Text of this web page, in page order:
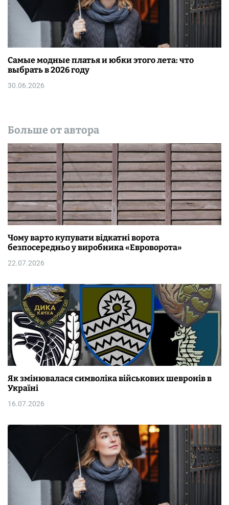
Самые модные платья и юбки этого лета: что
выбрать в 2026 году
30.06.2026
Больше от автора
Чому варто купувати відкатні ворота
безпосередньо у виробника «Евроворота»
22.07.2026
Як змінювалася символіка військових шевронів в
Україні
16.07.2026